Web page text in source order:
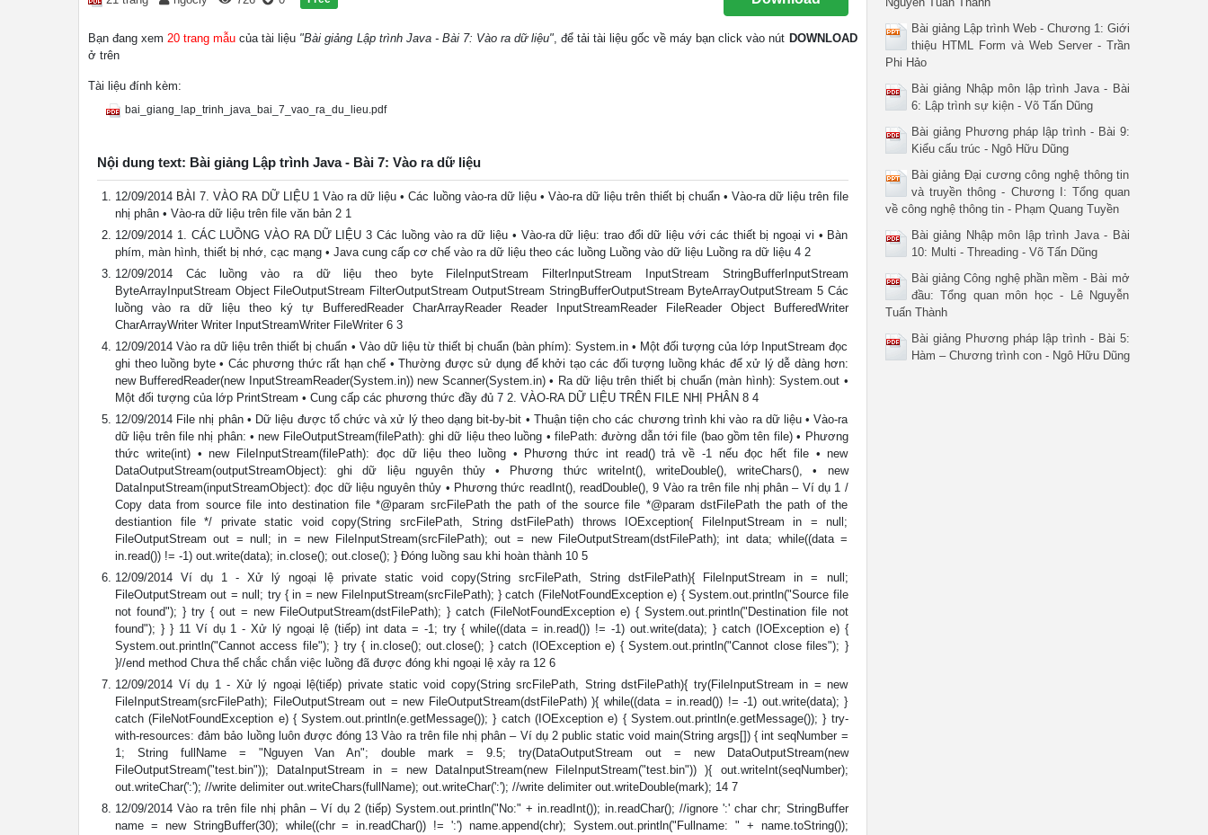
Bạn đang xem20 trang mẫu của tài liệu "Bài giảng Lập trình Java - Bài 7: Vào ra dữ liệu", để tải tài liệu gốc về máy bạn click vào nút DOWNLOAD
ở trên
Tài liệu đính kèm:
bai_giang_lap_trinh_java_bai_7_vao_ra_du_lieu.pdf
Nội dung text: Bài giảng Lập trình Java - Bài 7: Vào ra dữ liệu
12/09/2014 BÀI 7. VÀO RA DỮ LIỆU 1 Vào ra dữ liệu • Các luồng vào-ra dữ liệu • Vào-ra dữ liệu trên thiết bị chuẩn • Vào-ra dữ liệu trên file
nhị phân • Vào-ra dữ liệu trên file văn bản 2 1
12/09/2014 1. CÁC LUỒNG VÀO RA DỮ LIỆU 3 Các luồng vào ra dữ liệu • Vào-ra dữ liệu: trao đổi dữ liệu với các thiết bị ngoại vi • Bàn
phím, màn hình, thiết bị nhớ, cạc mạng • Java cung cấp cơ chế vào ra dữ liệu theo các luồng Luồng vào dữ liệu Luồng ra dữ liệu 4 2
12/09/2014 Các luồng vào ra dữ liệu theo byte FileInputStream FilterInputStream InputStream StringBufferInputStream
ByteArrayInputStream Object FileOutputStream FilterOutputStream OutputStream StringBufferOutputStream ByteArrayOutputStream 5 Các
luồng vào ra dữ liệu theo ký tự BufferedReader CharArrayReader Reader InputStreamReader FileReader Object BufferedWriter
CharArrayWriter Writer InputStreamWriter FileWriter 6 3
12/09/2014 Vào ra dữ liệu trên thiết bị chuẩn • Vào dữ liệu từ thiết bị chuẩn (bàn phím): System.in • Một đối tượng của lớp InputStream đọc
ghi theo luồng byte • Các phương thức rất hạn chế • Thường được sử dụng để khởi tạo các đối tượng luồng khác để xử lý dễ dàng hơn:
new BufferedReader(new InputStreamReader(System.in)) new Scanner(System.in) • Ra dữ liệu trên thiết bị chuẩn (màn hình): System.out •
Một đối tượng của lớp PrintStream • Cung cấp các phương thức đầy đủ 7 2. VÀO-RA DỮ LIỆU TRÊN FILE NHỊ PHÂN 8 4
12/09/2014 File nhị phân • Dữ liệu được tổ chức và xử lý theo dạng bit-by-bit • Thuận tiện cho các chương trình khi vào ra dữ liệu • Vào-ra
dữ liệu trên file nhị phân: • new FileOutputStream(filePath): ghi dữ liệu theo luồng • filePath: đường dẫn tới file (bao gồm tên file) • Phương
thức write(int) • new FileInputStream(filePath): đọc dữ liệu theo luồng • Phương thức int read() trả về -1 nếu đọc hết file • new
DataOutputStream(outputStreamObject): ghi dữ liệu nguyên thủy • Phương thức writeInt(), writeDouble(), writeChars(), • new
DataInputStream(inputStreamObject): đọc dữ liệu nguyên thủy • Phương thức readInt(), readDouble(), 9 Vào ra trên file nhị phân – Ví dụ 1 /
Copy data from source file into destination file *@param srcFilePath the path of the source file *@param dstFilePath the path of the
destiantion file */ private static void copy(String srcFilePath, String dstFilePath) throws IOException{ FileInputStream in = null;
FileOutputStream out = null; in = new FileInputStream(srcFilePath); out = new FileOutputStream(dstFilePath); int data; while((data =
in.read()) != -1) out.write(data); in.close(); out.close(); } Đóng luồng sau khi hoàn thành 10 5
12/09/2014 Ví dụ 1 - Xử lý ngoại lệ private static void copy(String srcFilePath, String dstFilePath){ FileInputStream in = null;
FileOutputStream out = null; try { in = new FileInputStream(srcFilePath); } catch (FileNotFoundException e) { System.out.println("Source file
not found"); } try { out = new FileOutputStream(dstFilePath); } catch (FileNotFoundException e) { System.out.println("Destination file not
found"); } } 11 Ví dụ 1 - Xử lý ngoại lệ (tiếp) int data = -1; try { while((data = in.read()) != -1) out.write(data); } catch (IOException e) {
System.out.println("Cannot access file"); } try { in.close(); out.close(); } catch (IOException e) { System.out.println("Cannot close files"); }
}//end method Chưa thể chắc chắn việc luồng đã được đóng khi ngoại lệ xảy ra 12 6
12/09/2014 Ví dụ 1 - Xử lý ngoại lệ(tiếp) private static void copy(String srcFilePath, String dstFilePath){ try(FileInputStream in = new
FileInputStream(srcFilePath); FileOutputStream out = new FileOutputStream(dstFilePath) ){ while((data = in.read()) != -1) out.write(data); }
catch (FileNotFoundException e) { System.out.println(e.getMessage()); } catch (IOException e) { System.out.println(e.getMessage()); } try-
with-resources: đảm bảo luồng luôn được đóng 13 Vào ra trên file nhị phân – Ví dụ 2 public static void main(String args[]) { int seqNumber =
1; String fullName = "Nguyen Van An"; double mark = 9.5; try(DataOutputStream out = new DataOutputStream(new
FileOutputStream("test.bin")); DataInputStream in = new DataInputStream(new FileInputStream("test.bin")) ){ out.writeInt(seqNumber);
out.writeChar(':'); //write delimiter out.writeChars(fullName); out.writeChar(':'); //write delimiter out.writeDouble(mark); 14 7
12/09/2014 Vào ra trên file nhị phân – Ví dụ 2 (tiếp) System.out.println("No:" + in.readInt()); in.readChar(); //ignore ':' char chr; StringBuffer
name = new StringBuffer(30); while((chr = in.readChar()) != ':') name.append(chr); System.out.println("Fullname: " + name.toString());
Bài giảng Lập trình Web - Chương 1: Giới
thiệu HTML Form và Web Server - Trần
Phi Hảo
Bài giảng Nhập môn lập trình Java - Bài
6: Lập trình sự kiện - Võ Tấn Dũng
Bài giảng Phương pháp lập trình - Bài 9:
Kiểu cấu trúc - Ngô Hữu Dũng
Bài giảng Đại cương công nghệ thông tin
và truyền thông - Chương I: Tổng quan
về công nghệ thông tin - Phạm Quang Tuyền
Bài giảng Nhập môn lập trình Java - Bài
10: Multi - Threading - Võ Tấn Dũng
Bài giảng Công nghệ phần mềm - Bài mở
đầu: Tổng quan môn học - Lê Nguyễn
Tuấn Thành
Bài giảng Phương pháp lập trình - Bài 5:
Hàm – Chương trình con - Ngô Hữu Dũng